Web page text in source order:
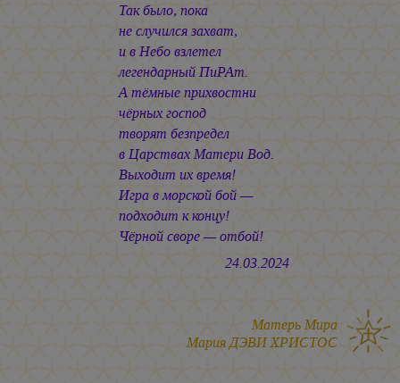
Так было, пока
не случился захват,
и в Небо взлетел
легендарный ПиРАт.
А тёмные прихвостни
чёрных господ
творят безпредел
в Царствах Матери Вод.
Выходит их время!
Игра в морской бой —
подходит к концу!
Чёрной своре — отбой!
24.03.2024
Матерь Мира
Мария ДЭВИ ХРИСТОС